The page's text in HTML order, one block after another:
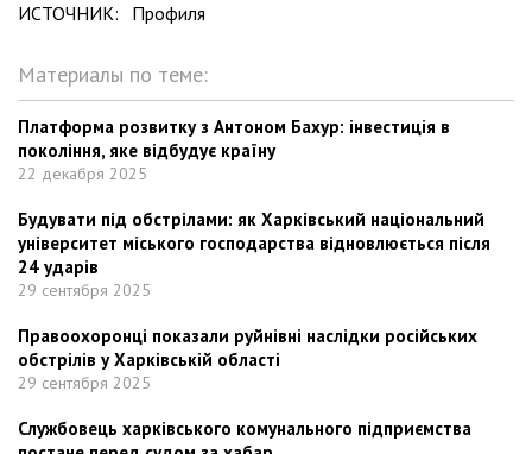
ИСТОЧНИК: Профиля
Материалы по теме:
Платформа розвитку з Антоном Бахур: інвестиція в
покоління, яке відбудує країну
22 декабря 2025
Будувати під обстрілами: як Харківський національний
університет міського господарства відновлюється після
24 ударів
29 сентября 2025
Правоохоронці показали руйнівні наслідки російських
обстрілів у Харківській області
29 сентября 2025
Службовець харківського комунального підприємства